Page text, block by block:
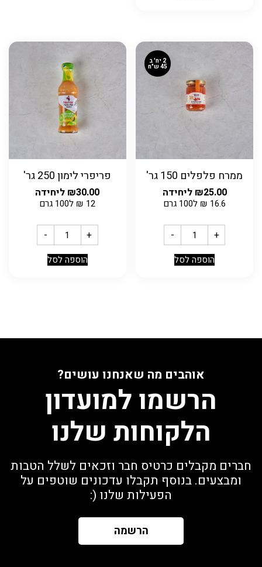
ממרח פלפלים 150 גר'
₪25.00 ליחידה
16.6
₪ ל100 גרם
2 יח' ב
45 ש"ח
- +
הוספה לסל
פריפרי לימון 250 גר'
₪30.00 ליחידה
12
₪ ל100 גרם
- +
הוספה לסל
אוהבים מה שאנחנו עושים?
הרשמו למועדון
הלקוחות שלנו
חברים מקבלים כרטיס חבר וזכאים לשלל הטבות
ומבצעים. בנוסף תקבלו עדכונים שוטפים על
הפעילות שלנו (:
הרשמה